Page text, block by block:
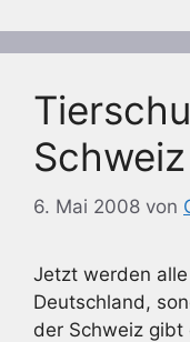
Schweiz
6. Mai 2008 von
Jetzt werden
Deutschland,
der Schweiz gibt